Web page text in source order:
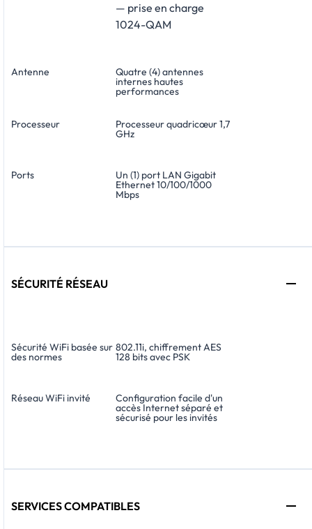
— prise en charge
1024-QAM
Antenne Quatre (4) antennes
internes hautes
performances
Processeur Processeur quadricœur 1,7
GHz
Ports Un (1) port LAN Gigabit
Ethernet 10/100/1000
Mbps
SÉCURITÉ RÉSEAU
Sécurité WiFi basée sur
des normes
802.11i, chiffrement AES
128 bits avec PSK
Réseau WiFi invité Configuration facile d'un
accès Internet séparé et
sécurisé pour les invités
SERVICES COMPATIBLES